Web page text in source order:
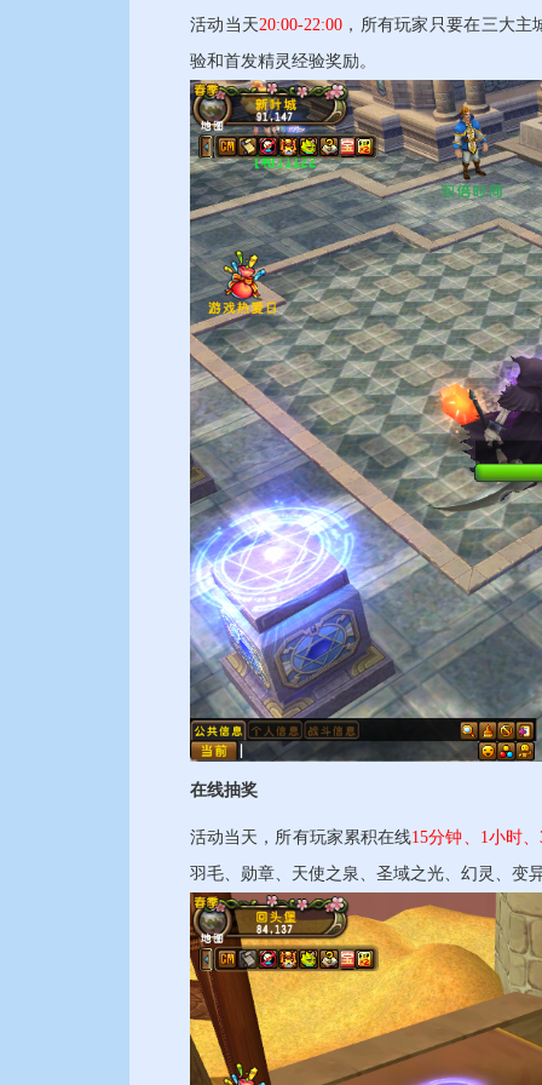
活动当天20:00-22:00 ，所有玩家只要在三大
验和首发精灵经验奖励。
在线抽奖
活动当天，所有玩家累积在线15分钟、1小时
羽毛、勋章、天使之泉、圣域之光、幻灵、变